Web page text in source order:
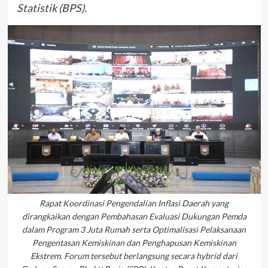
Statistik (BPS).
Rapat Koordinasi Pengendalian Inflasi Daerah yang
dirangkaikan dengan Pembahasan Evaluasi Dukungan Pemda
dalam Program 3 Juta Rumah serta Optimalisasi Pelaksanaan
Pengentasan Kemiskinan dan Penghapusan Kemiskinan
Ekstrem. Forum tersebut berlangsung secara hybrid dari